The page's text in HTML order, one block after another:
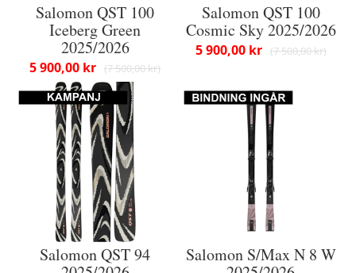
Salomon QST 100
Iceberg Green
2025/2026
7 500,00 kr
5 900,00 kr
Salomon QST 100
Cosmic Sky 2025/2026
7 500,00 kr
5 900,00 kr
Salomon QST 94
Salomon S/Max N 8 W